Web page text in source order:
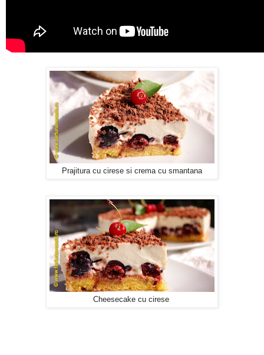
Prajitura cu cirese si crema cu smantana
Cheesecake cu cirese